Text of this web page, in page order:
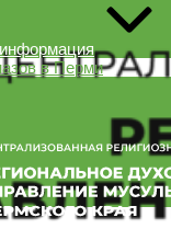
в Перми